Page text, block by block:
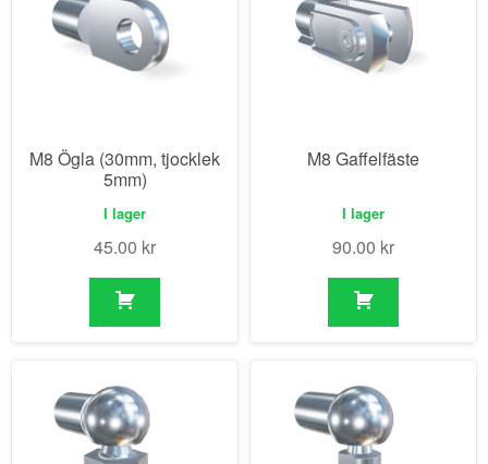
M8 Ögla (30mm, tjocklek
5mm)
I lager
45.00 kr
M8 Gaffelfäste
I lager
90.00 kr